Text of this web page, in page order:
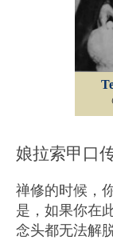
娘拉索甲口
禅修的时候，
是，如果你在
念头都无法解脱